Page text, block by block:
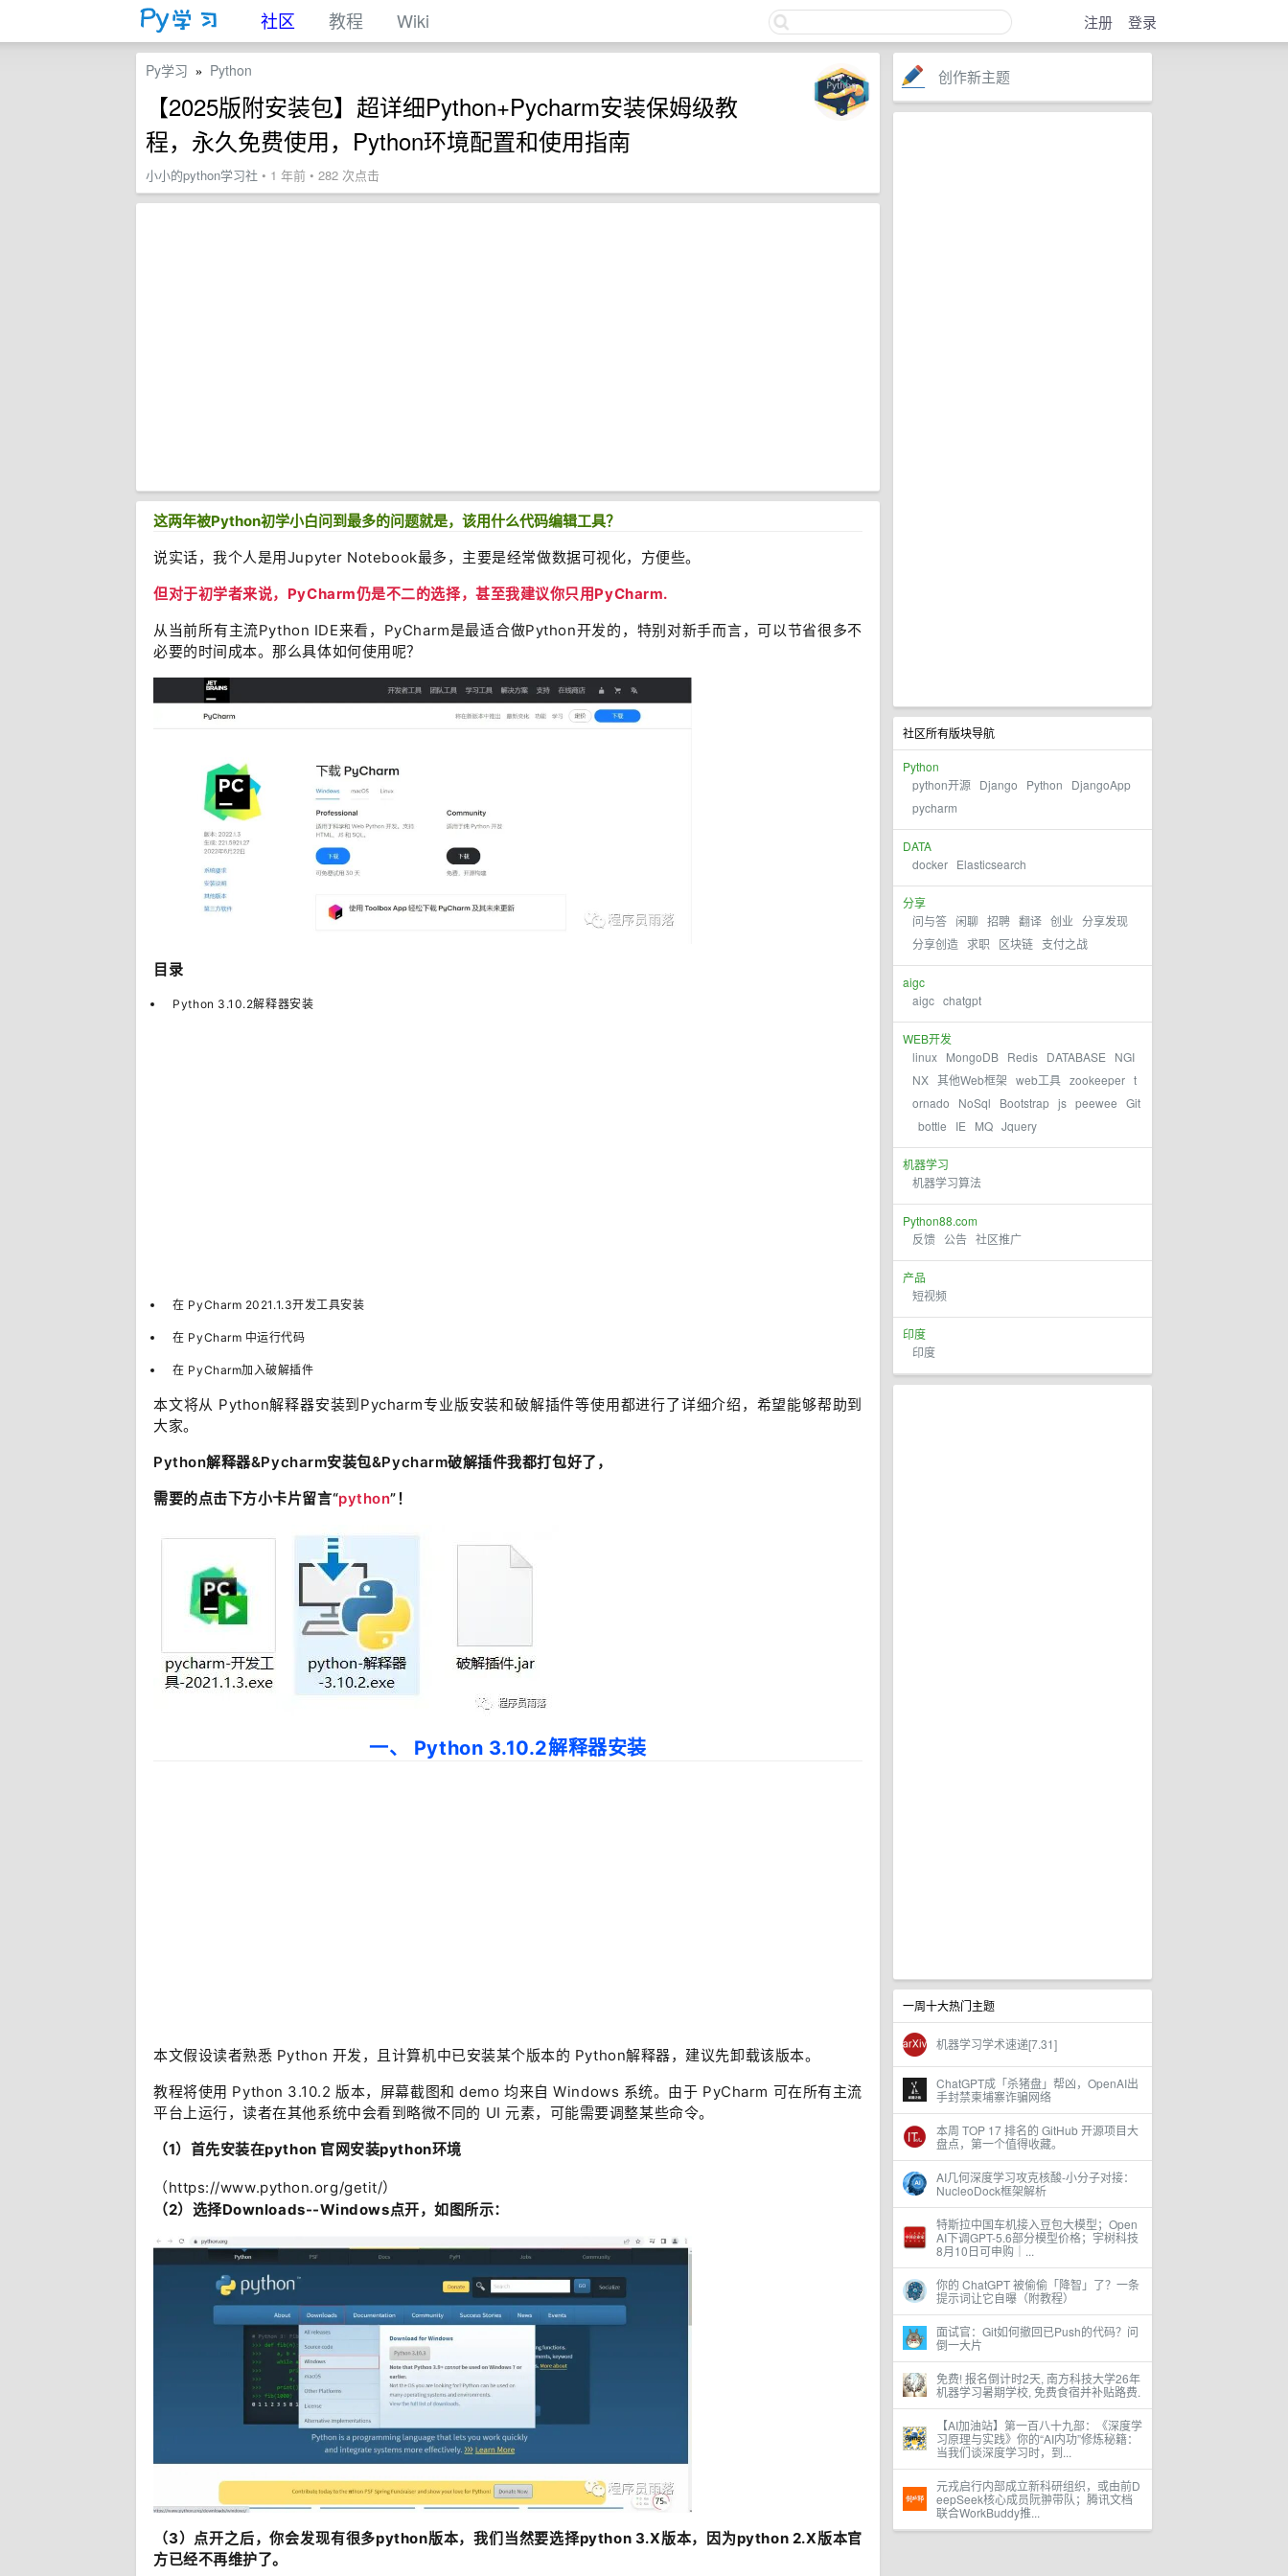
社区 教程 Wiki 注册 登录
创作新主题
社区所有版块导航
Python
python开源 Django Python
DjangoApp
pycharm
DATA
docker Elasticsearch
分享
问与答 闲聊 招聘 翻译 创业 分享发现
分享创造 求职 区块链 支付之战
aigc
aigc chatgpt
WEB开发
linux MongoDB Redis DATABASE
NGI
NX 其他Web框架 web工具 zookeeper t
ornado
NoSql Bootstrap js peewee Git
bottle
IE MQ Jquery
机器学习
机器学习算法
Python88.com
反馈 公告 社区推广
产品
短视频
印度
印度
一周十大热门主题
机器学习学术速递[7.31]
ChatGPT成「杀猪盘」帮凶，OpenAI出
手封禁柬埔寨诈骗网络
本周 TOP 17 排名的 GitHub 开源项目大
盘点，第一个值得收藏。
AI几何深度学习攻克核酸-小分子对接：
NucleoDock框架解析
特斯拉中国车机接入豆包大模型；Open
AI下调GPT-5.6部分模型价格；宇树科技
8月10日可申购｜...
你的 ChatGPT 被偷偷「降智」了？一条
提示词让它自曝（附教程）
面试官：Git如何撤回已Push的代码？问
倒一大片
免费! 报名倒计时2天, 南方科技大学26年
机器学习暑期学校, 免费食宿并补贴路费.
【AI加油站】第一百八十九部：《深度学
习原理与实践》你的“AI内功”修炼秘籍：
当我们谈深度学习时，到...
元戎启行内部成立新科研组织，或由前D
eepSeek核心成员阮翀带队；腾讯文档
联合WorkBuddy推...
Py学习 » Python
【2025版附安装包】超详细Python+Pycharm安装保姆级教
程，永久免费使用，Python环境配置和使用指南
小小的python学习社 • 1 年前 • 282 次点击
这两年被Python初学小白问到最多的问题就是，该用什么代码编辑工具？
说实话，我个人是用Jupyter Notebook最多，主要是经常做数据可视化，方便些。
但对于初学者来说， PyCharm仍是不二的选择，甚至我建议你只用PyCharm.
从当前所有主流Python IDE来看，PyCharm是最适合做Python开发的，特别对新手而言，可以节省很多不
必要的时间成本。那么具体如何使用呢？
目录
Python 3.10.2解释器安装
在 PyCharm 2021.1.3开发工具安装
在 PyCharm 中运行代码
在 PyCharm加入破解插件
本文将从 Python解释器安装到Pycharm专业版安装和破解插件等使用都进行了详细介绍，希望能够帮助到
大家。
Python解释器&Pycharm安装包&Pycharm破解插件我都打包好了，
需要的点击下方小卡片留言“python”！
一、 Python 3.10.2解释器安装
本文假设读者熟悉 Python 开发，且计算机中已安装某个版本的 Python解释器，建议先卸载该版本。
教程将使用 Python 3.10.2 版本，屏幕截图和 demo 均来自 Windows 系统。由于 PyCharm 可在所有主流
平台上运行，读者在其他系统中会看到略微不同的 UI 元素，可能需要调整某些命令。
（1）首先安装在python 官网安装python环境
（https://www.python.org/getit/）
（2）选择Downloads--Windows点开，如图所示：
（3）点开之后，你会发现有很多python版本，我们当然要选择python 3.X版本，因为python 2.X版本官
方已经不再维护了。